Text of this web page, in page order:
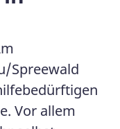
Spreewald
Vor allem